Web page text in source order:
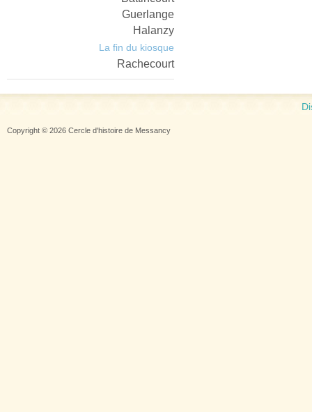
Guerlange
Halanzy
La fin du kiosque
Rachecourt
Copyright © 2026 Cercle d'histoire de Messancy